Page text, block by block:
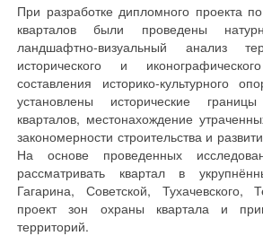
При разработке дипломного проекта
кварталов были проведены
ландшафтно-визуальный анализ
исторического и
составления историко-культурного
установлены исторические
кварталов, местонахождение
закономерности строительства и
На основе проведенных
рассматривать квартал в
Гагарина, Советской, Тухачевского,
проект зон охраны квартала и
территорий.